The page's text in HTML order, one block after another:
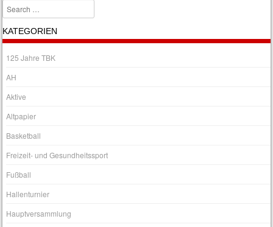
Search
KATEGORIEN
125 Jahre TBK
AH
Aktive
Altpapier
Basketball
Freizeit- und Gesundheitssport
Fußball
Hallenturnier
Hauptversammlung